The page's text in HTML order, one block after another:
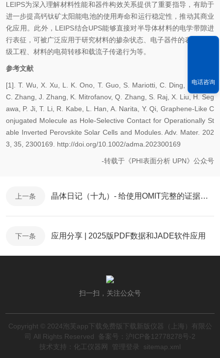
LEIPS为深入理解材料性能和器件构效关系提供了重要指导，有助于
进一步提高钙钛矿太阳能电池的使用寿命和运行稳定性，推动其商业
化应用。此外，LEIPS结合UPS能够直接对半导体材料的电学带隙进
行表征，可被广泛应用于研究材料的掺杂状态、电子器件的表/界面能
级工程、材料的电荷转移和载流子传递行为等。
参考文献
[1]. T. Wu, X. Xu, L. K. Ono, T. Guo, S. Mariotti, C. Ding, S. Yuan,
C. Zhang, J. Zhang, K. Mitrofanov, Q. Zhang, S. Raj, X. Liu, H. Seg
awa, P. Ji, T. Li, R. Kabe, L. Han, A. Narita, Y. Qi, Graphene-Like C
onjugated Molecule as Hole-Selective Contact for Operationally St
able Inverted Perovskite Solar Cells and Modules. Adv. Mater. 202
3, 35, 2300169. http://doi.org/10.1002/adma.202300169
-转载于《PHI表面分析 UPN》公众号
上一条 晶体日记（十九）- 给使用OMIT完整的证据链- 泡芙短视频色版下载衍射XRD
下一条 应用分享 | 2025版PDF数据和JADE软件应用
扫一扫，关注公众号
Copyright © 2024泡芙app下载免费版下载新版仪器（上海）有限公
司 All Rights Reserved
备案号：沪ICP备12778278号-2
技术支持： 化工仪器网 管理登录 sitemap.xml
电话咨询